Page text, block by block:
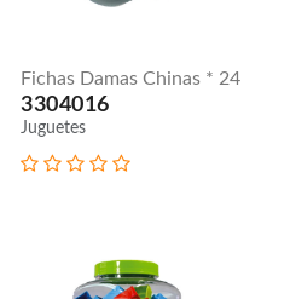
Fichas Damas Chinas * 24
3304016
Juguetes